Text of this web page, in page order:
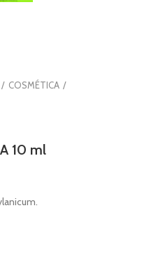
COSMÉTICA
10 ml